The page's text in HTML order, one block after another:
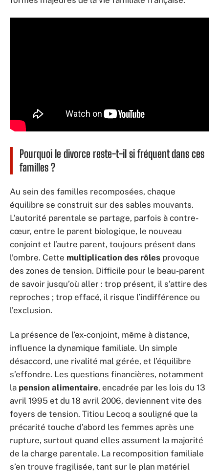
Pourquoi le divorce reste-t-il si fréquent dans ces
familles ?
Au sein des familles recomposées, chaque
équilibre se construit sur des sables mouvants.
L’autorité parentale se partage, parfois à contre-
cœur, entre le parent biologique, le nouveau
conjoint et l’autre parent, toujours présent dans
l’ombre. Cette multiplication des rôles provoque
des zones de tension. Difficile pour le beau-parent
de savoir jusqu’où aller : trop présent, il s’attire des
reproches ; trop effacé, il risque l’indifférence ou
l’exclusion.
La présence de l’ex-conjoint, même à distance,
influence la dynamique familiale. Un simple
désaccord, une rivalité mal gérée, et l’équilibre
s’effondre. Les questions financières, notamment
la pension alimentaire, encadrée par les lois du 13
avril 1995 et du 18 avril 2006, deviennent vite des
foyers de tension. Titiou Lecoq a souligné que la
précarité touche d’abord les femmes après une
rupture, surtout quand elles assument la majorité
de la charge parentale. La recomposition familiale
s’en trouve fragilisée, tant sur le plan matériel